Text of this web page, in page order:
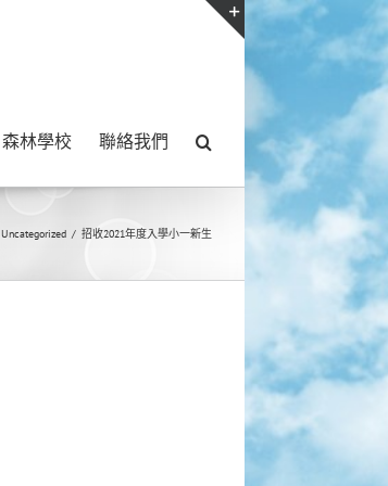
森林學校 聯絡我們
Uncategorized / 招收2021年度入學小一新生
Sliding
Bar
Area